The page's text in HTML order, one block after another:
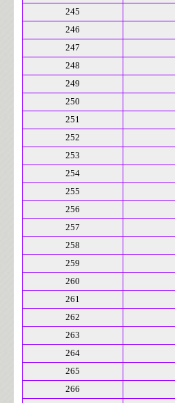
245
246
247
248
249
250
251
252
253
254
255
256
257
258
259
260
261
262
263
264
265
266